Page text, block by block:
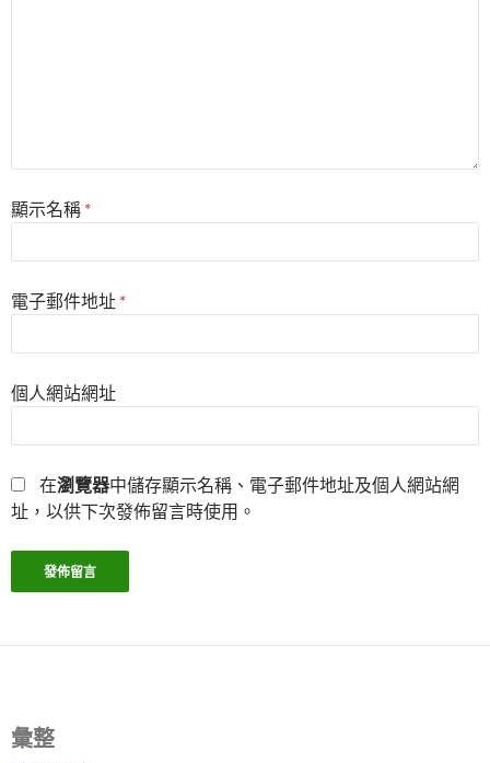
顯示名稱 *
電子郵件地址 *
個人網站網址
在瀏覽器中儲存顯示名稱、電子郵件地址及個人網站網
址，以供下次發佈留言時使用。
彙整